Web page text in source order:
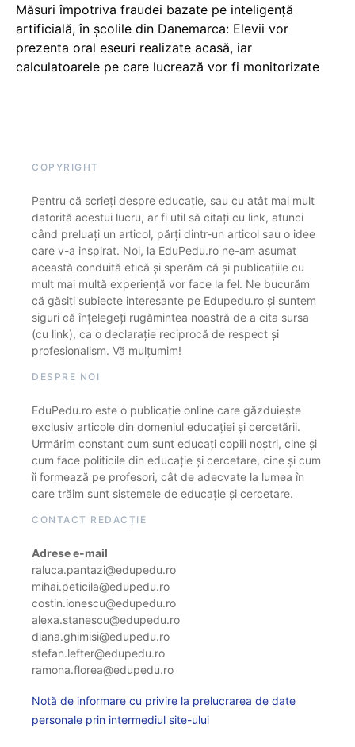
Măsuri împotriva fraudei bazate pe inteligență
artificială, în școlile din Danemarca: Elevii vor
prezenta oral eseuri realizate acasă, iar
calculatoarele pe care lucrează vor fi monitorizate
COPYRIGHT
Pentru că scrieți despre educație, sau cu atât mai mult
datorită acestui lucru, ar fi util să citați cu link, atunci
când preluați un articol, părți dintr-un articol sau o idee
care v-a inspirat. Noi, la EduPedu.ro ne-am asumat
această conduită etică și sperăm că și publicațiile cu
mult mai multă experiență vor face la fel. Ne bucurăm
că găsiți subiecte interesante pe Edupedu.ro și suntem
siguri că înțelegeți rugămintea noastră de a cita sursa
(cu link), ca o declarație reciprocă de respect și
profesionalism. Vă mulțumim!
DESPRE NOI
EduPedu.ro este o publicație online care găzduiește
exclusiv articole din domeniul educației și cercetării.
Urmărim constant cum sunt educați copiii noștri, cine și
cum face politicile din educație și cercetare, cine și cum
îi formează pe profesori, cât de adecvate la lumea în
care trăim sunt sistemele de educație și cercetare.
CONTACT REDACȚIE
Adrese e-mail
raluca.pantazi@edupedu.ro
mihai.peticila@edupedu.ro
costin.ionescu@edupedu.ro
alexa.stanescu@edupedu.ro
diana.ghimisi@edupedu.ro
stefan.lefter@edupedu.ro
ramona.florea@edupedu.ro
Notă de informare cu privire la prelucrarea de date
personale prin intermediul site-ului